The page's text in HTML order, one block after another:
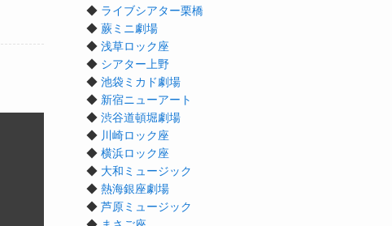
◆ ライブシアター栗橋
◆ 蕨ミニ劇場
◆ 浅草ロック座
◆ シアター上野
◆ 池袋ミカド劇場
◆ 新宿ニューアート
◆ 渋谷道頓堀劇場
◆ 川崎ロック座
◆ 横浜ロック座
◆ 大和ミュージック
◆ 熱海銀座劇場
◆ 芦原ミュージック